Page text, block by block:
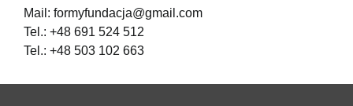
Mail: formyfundacja@gmail.com
Tel.: +48 691 524 512
Tel.: +48 503 102 663